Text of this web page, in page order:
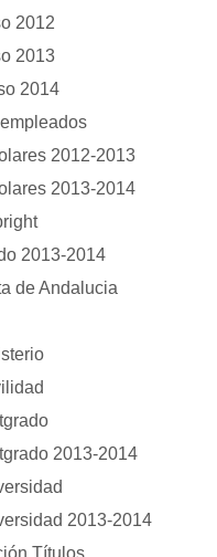
2012
2013
2014
2012-2013
2013-2014
2013-2014
de Andalucia
2013-2014
2013-2014
Títulos